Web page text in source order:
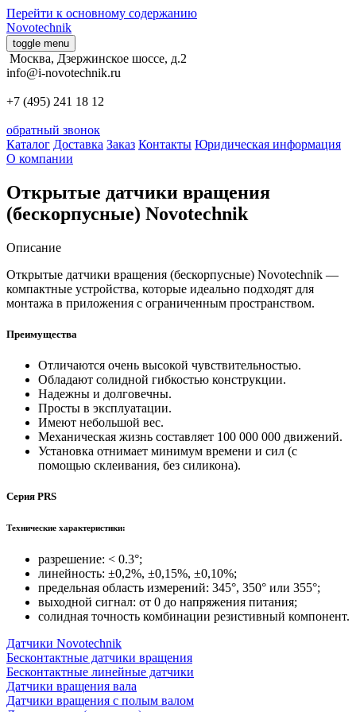
Перейти к основному содержанию
Novotechnik
toggle menu
Москва, Дзержинское шоссе, д.2
info@i-novotechnik.ru
обратный звонок
Каталог Доставка Заказ Контакты Юридическая информация
О компании
Открытые датчики вращения
(бескорпусные) Novotechnik
Описание
Открытые датчики вращения (бескорпусные) Novotechnik —
компактные устройства, которые идеально подходят для
монтажа в приложения с ограниченным пространством.
Преимущества
Отличаются очень высокой чувствительностью.
Обладают солидной гибкостью конструкции.
Надежны и долговечны.
Просты в эксплуатации.
Имеют небольшой вес.
Механическая жизнь составляет 100 000 000 движений.
Установка отнимает минимум времени и сил (с
помощью склеивания, без силикона).
Серия PRS
Технические характеристики:
разрешение: < 0.3°;
линейность: ±0,2%, ±0,15%, ±0,10%;
предельная область измерений: 345°, 350° или 355°;
выходной сигнал: от 0 до напряжения питания;
солидная точность комбинации резистивный компонент.
Датчики Novotechnik
Бесконтактные датчики вращения
Бесконтактные линейные датчики
Датчики вращения вала
Датчики вращения с полым валом